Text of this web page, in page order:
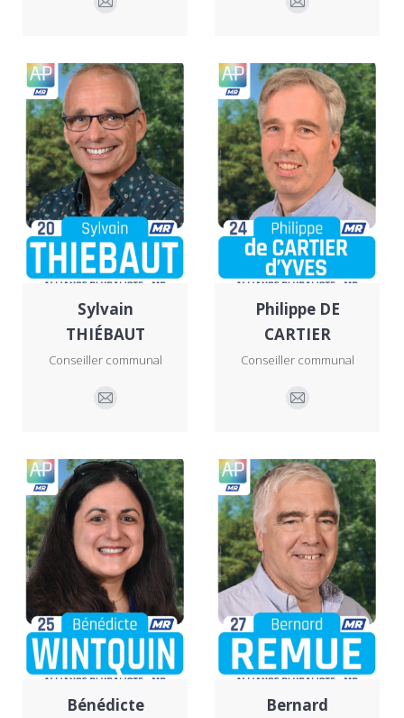
E-
E-
Sylvain
THIÉBAUT
Conseiller communal
E-
Philippe DE
CARTIER
Conseiller communal
E-
Bénédicte
Bernard